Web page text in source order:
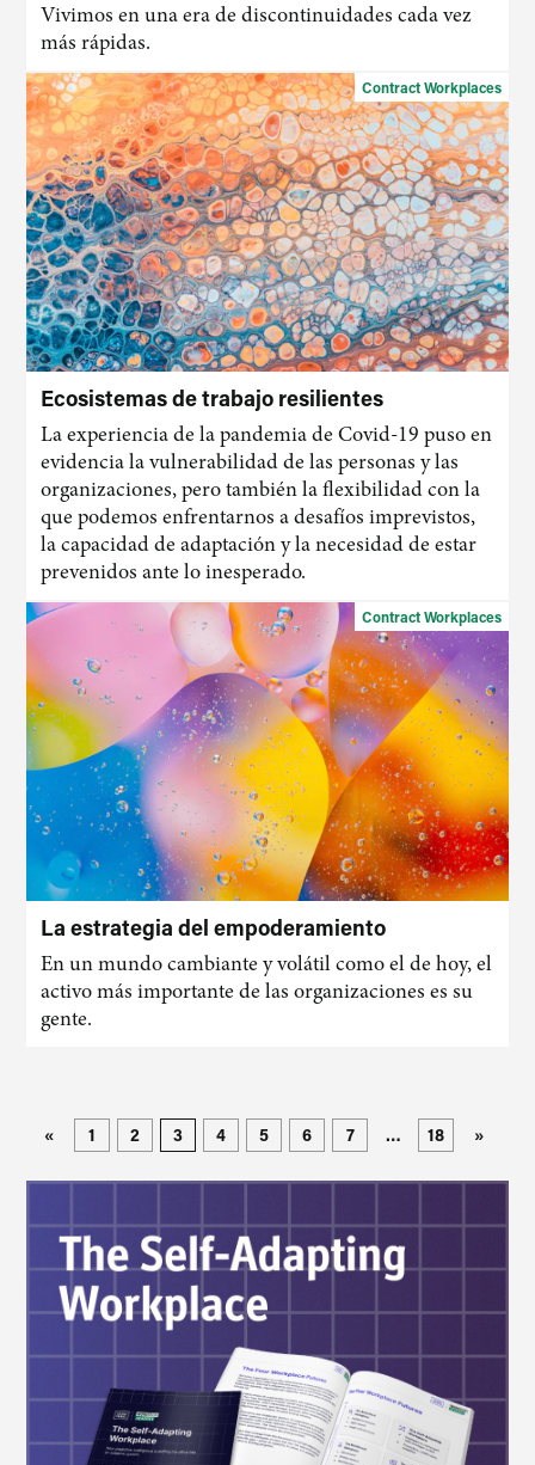
Vivimos en una era de discontinuidades cada vez
más rápidas.
Ecosistemas de trabajo resilientes
La experiencia de la pandemia de Covid-19 puso en
evidencia la vulnerabilidad de las personas y las
organizaciones, pero también la flexibilidad con la
que podemos enfrentarnos a desafíos imprevistos,
la capacidad de adaptación y la necesidad de estar
prevenidos ante lo inesperado.
Contract Workplaces
La estrategia del empoderamiento
En un mundo cambiante y volátil como el de hoy, el
activo más importante de las organizaciones es su
gente.
Contract Workplaces
« 1 2 3 4 5 6 7 … 18 »